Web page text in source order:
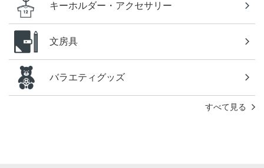
キーホルダー・アクセサリー
文房具
バラエティグッズ
すべて見る